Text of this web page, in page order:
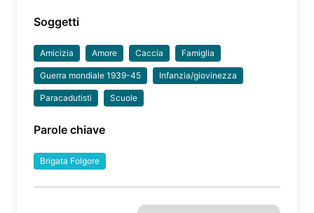
Soggetti
Amicizia Amore Caccia Famiglia
Guerra mondiale 1939-45 Infanzia/giovinezza
Paracadutisti Scuole
Parole chiave
Brigata Folgore